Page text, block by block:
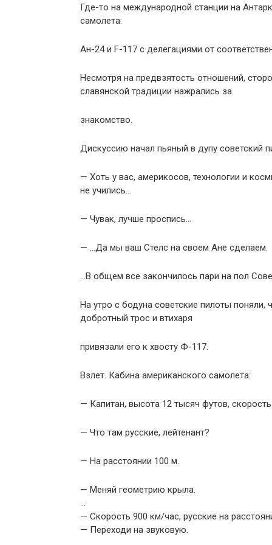
Где-то на международной станции на
самолета:
Ан-24 и F-117 с делегациями от
Несмотря на предвзятость отношений,
славянской традиции нажрались за
знакомство.
Дискуссию начал пьяный в дупу советский
— Хоть у вас, америкосов, технологии и
не учились…
— Чувак, лучше проспись…
— …Да мы ваш Стелс на своем Ане сделаем.
…В общем все закончилось пари на пол
На утро с бодуна советские пилоты
добротный трос и втихаря
привязали его к хвосту Ф-117.
Взлет. Кабина американского самолета:
— Капитан, высота 12 тысяч футов,
— Что там русские, лейтенант?
— На расстоянии 100 м.
— Меняй геометрию крыла.
…
— Скорость 900 км/час, русские на
— Переходи на звуковую.